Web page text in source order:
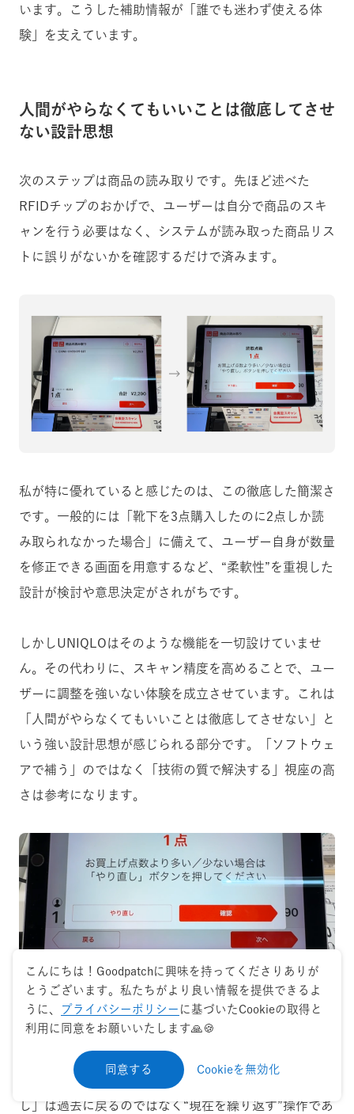
います。こうした補助情報が「誰でも迷わず使える体
験」を支えています。
人間がやらなくてもいいことは徹底してさせ
ない設計思想
次のステップは商品の読み取りです。先ほど述べた
RFIDチップのおかげで、ユーザーは自分で商品のスキ
ャンを行う必要はなく、システムが読み取った商品リス
トに誤りがないかを確認するだけで済みます。
私が特に優れていると感じたのは、この徹底した簡潔さ
です。一般的には「靴下を3点購入したのに2点しか読
み取られなかった場合」に備えて、ユーザー自身が数量
を修正できる画面を用意するなど、“柔軟性”を重視した
設計が検討や意思決定がされがちです。
しかしUNIQLOはそのような機能を一切設けていませ
ん。その代わりに、スキャン精度を高めることで、ユー
ザーに調整を強いない体験を成立させています。これは
「人間がやらなくてもいいことは徹底してさせない」と
いう強い設計思想が感じられる部分です。「ソフトウェ
アで補う」のではなく「技術の質で解決する」視座の高
さは参考になります。
また、ナビゲーションに関わるUIもていねいです。ス
テップを進む・戻るボタンは矢印型で「時間軸の流れ」
が視覚的に伝わりやすくなっています。さらに「やり直
し」は過去に戻るのではなく“現在を繰り返す”操作であ
こんにちは！Goodpatchに興味を持ってくださりありが
とうございます。私たちがより良い情報を提供できるよ
うに、
プライバシーポリシー に基づいたCookieの取得と
利用に同意をお願いいたします🙏🍪
同意する Cookieを無効化